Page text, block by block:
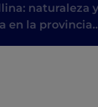
naturaleza y
en la provincia